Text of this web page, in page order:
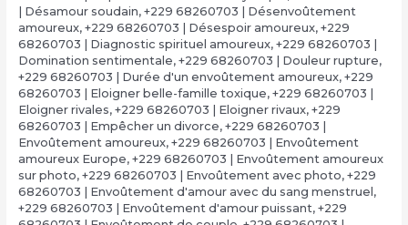
| Désamour soudain, +229 68260703 | Désenvoûtement
amoureux, +229 68260703 | Désespoir amoureux, +229
68260703 | Diagnostic spirituel amoureux, +229 68260703 |
Domination sentimentale, +229 68260703 | Douleur rupture,
+229 68260703 | Durée d'un envoûtement amoureux, +229
68260703 | Eloigner belle-famille toxique, +229 68260703 |
Eloigner rivales, +229 68260703 | Eloigner rivaux, +229
68260703 | Empêcher un divorce, +229 68260703 |
Envoûtement amoureux, +229 68260703 | Envoûtement
amoureux Europe, +229 68260703 | Envoûtement amoureux
sur photo, +229 68260703 | Envoûtement avec photo, +229
68260703 | Envoûtement d'amour avec du sang menstruel ,
+229 68260703 | Envoûtement d'amour puissant, +229